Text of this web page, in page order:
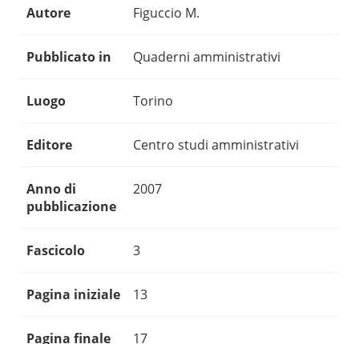
Autore Figuccio M.
Pubblicato in Quaderni amministrativi
Luogo Torino
Editore Centro studi amministrativi
Anno di
pubblicazione
2007
Fascicolo 3
Pagina iniziale 13
Pagina finale 17